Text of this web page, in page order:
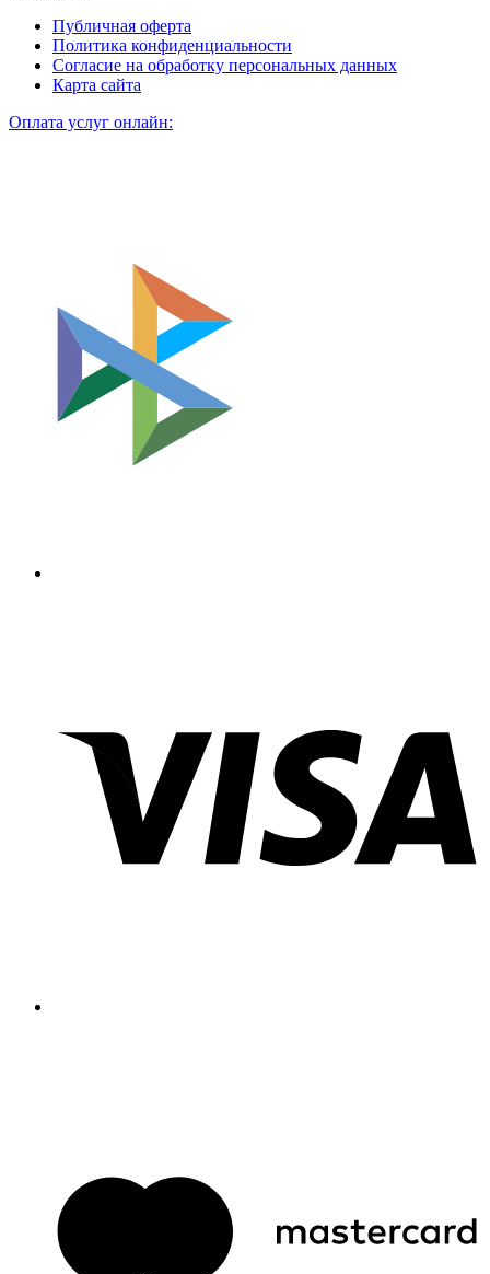
Публичная оферта
Политика конфиденциальности
Согласие на обработку персональных данных
Карта сайта
Оплата услуг онлайн: